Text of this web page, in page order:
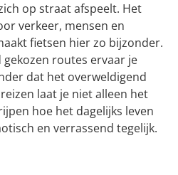
op straat afspeelt. Het
verkeer, mensen en
fietsen hier zo bijzonder.
routes ervaar je
dat het overweldigend
laat je niet alleen het
hoe het dagelijks leven
en verrassend tegelijk.